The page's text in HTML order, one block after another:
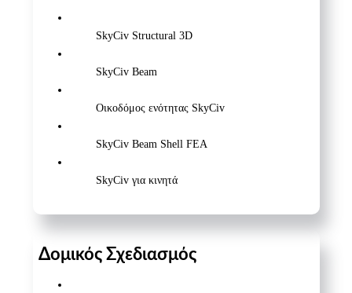
SkyCiv Structural 3D
SkyCiv Beam
Οικοδόμος ενότητας SkyCiv
SkyCiv Beam Shell FEA
SkyCiv για κινητά
Δομικός Σχεδιασμός